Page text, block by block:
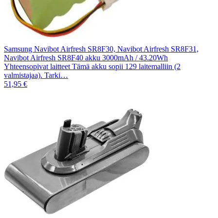
Samsung Navibot Airfresh SR8F30, Navibot Airfresh SR8F31,
Navibot Airfresh SR8F40 akku 3000mAh / 43.20Wh
Yhteensopivat laitteet Tämä akku sopii 129 laitemalliin (2
valmistajaa). Tarki…
51,95 €